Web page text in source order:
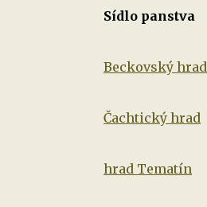
Sídlo panstva
Beckovský hrad
Čachtický hrad
hrad Tematín